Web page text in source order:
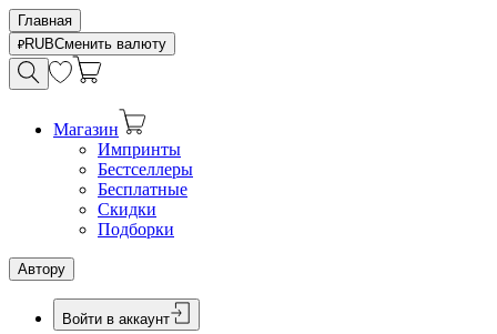
Главная
RUBСменить валюту
Магазин
Импринты
Бестселлеры
Бесплатные
Скидки
Подборки
Автору
Войти в аккаунт